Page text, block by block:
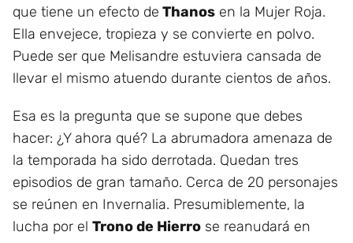
que tiene un efecto de Thanos en la Mujer Roja.
Ella envejece, tropieza y se convierte en polvo.
Puede ser que Melisandre estuviera cansada de
llevar el mismo atuendo durante cientos de años.
Esa es la pregunta que se supone que debes
hacer: ¿Y ahora qué? La abrumadora amenaza de
la temporada ha sido derrotada. Quedan tres
episodios de gran tamaño. Cerca de 20 personajes
se reúnen en Invernalia. Presumiblemente, la
lucha por el Trono de Hierro se reanudará en